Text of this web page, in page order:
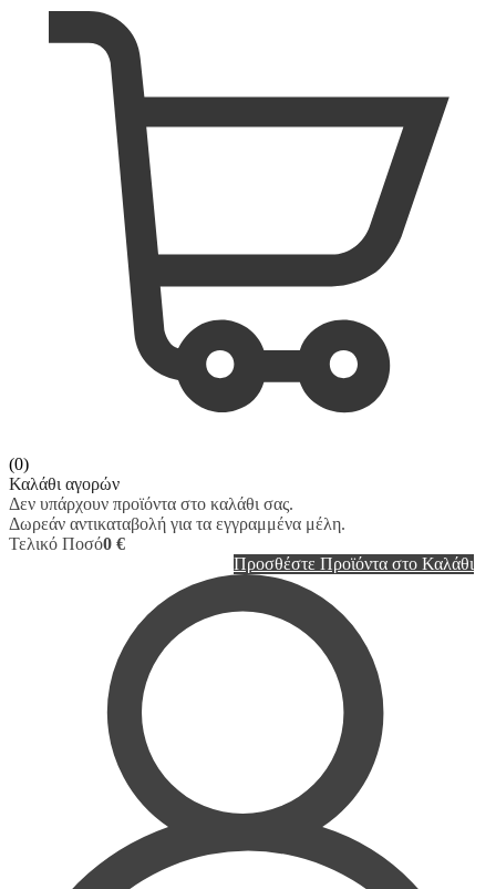
(0)
Καλάθι αγορών
Δεν υπάρχουν προϊόντα στο καλάθι σας.
Δωρεάν αντικαταβολή για τα εγγραμμένα μέλη.
Τελικό Ποσό0 €
Προσθέστε Προϊόντα στο Καλάθι